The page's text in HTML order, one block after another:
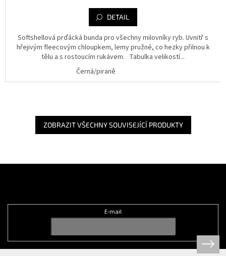
DETAIL
Softshellová prďácká bunda pro všechny milovníky ryb. Uvnitř s
hřejivým fleecovým chloupkem, lemy pružné, co hezky přilnou k
tělu a s rostoucím rukávem. Tabulka velikostí...
Černá/piraně
ZOBRAZIT VŠECHNY SOUVISEJÍCÍ PRODUKTY
E-mail